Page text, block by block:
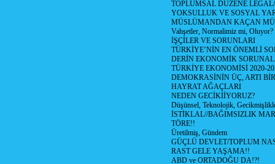
TOPLUMSAL DÜZENE
YOKSULLUK VE SOSYAL
MÜSLÜMANDAN KAÇAN
Vahşetler, Normalimiz mi, Oluyor?
İŞÇİLER VE SORUNLARI
TÜRKİYE’NİN EN ÖNEMLİ
DERİN EKONOMİK
TÜRKİYE EKONOMİSİ 2020-
DEMOKRASİNİN ÜÇ, ARTI
HAYRAT AĞAÇLARI
NEDEN GECİKİİYORUZ?
Düşünsel, Teknolojik,
İSTİKLAL//BAĞIMSIZLIK
TÖRE!!
Üretilmiş, Gündem
GÜÇLÜ DEVLET/TOPLUM
RAST GELE YAŞAMA!!
ABD ve ORTADOĞU DA!?!